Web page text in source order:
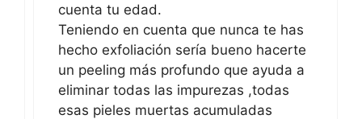
cuenta tu edad.
Teniendo en cuenta que nunca te has
hecho exfoliación sería bueno hacerte
un peeling más profundo que ayuda a
eliminar todas las impurezas ,todas
esas pieles muertas acumuladas